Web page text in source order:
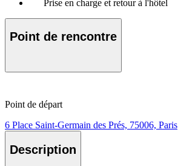
Prise en charge et retour à l'hôtel
Point de rencontre
Point de départ
6 Place Saint-Germain des Prés, 75006, Paris
Description